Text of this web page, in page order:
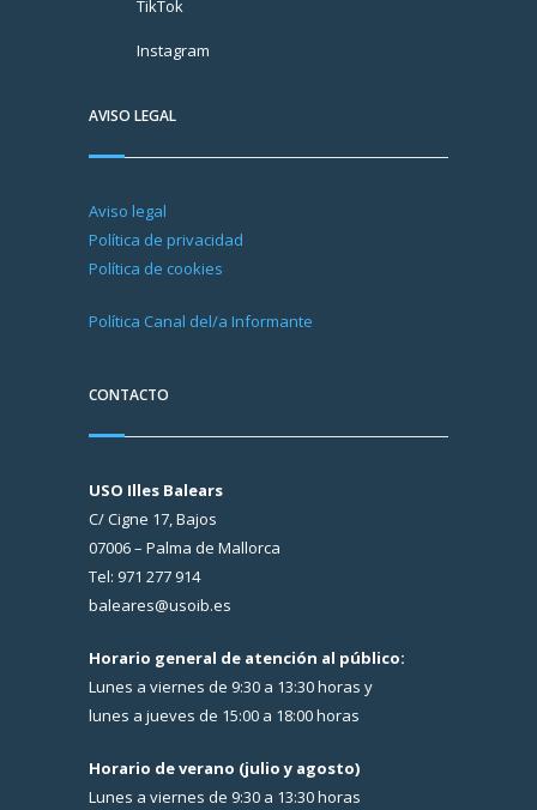
TikTok
Instagram
AVISO LEGAL
Aviso legal
Política de privacidad
Política de cookies
Política Canal del/a Informante
CONTACTO
USO Illes Balears
C/ Cigne 17, Bajos
07006 – Palma de Mallorca
Tel: 971 277 914
baleares@usoib.es
Horario general de atención al público:
Lunes a viernes de 9:30 a 13:30 horas y
lunes a jueves de 15:00 a 18:00 horas
Horario de verano (julio y agosto)
Lunes a viernes de 9:30 a 13:30 horas